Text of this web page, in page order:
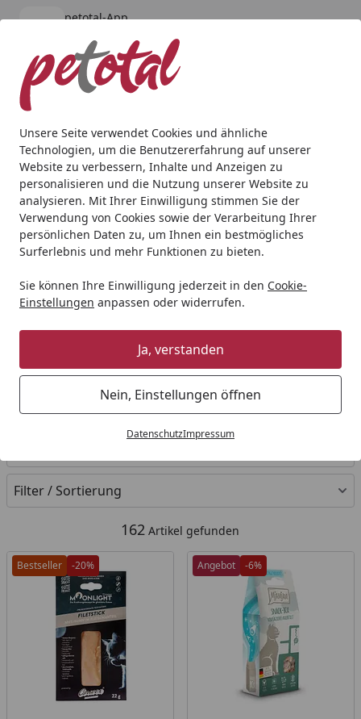
Unsere Seite verwendet Cookies und ähnliche
Technologien, um die Benutzererfahrung auf unserer
Website zu verbessern, Inhalte und Anzeigen zu
personalisieren und die Nutzung unserer Website zu
analysieren. Mit Ihrer Einwilligung stimmen Sie der
Verwendung von Cookies sowie der Verarbeitung Ihrer
persönlichen Daten zu, um Ihnen ein bestmögliches
Surferlebnis und mehr Funktionen zu bieten.
Sie können Ihre Einwilligung jederzeit in den Cookie-
Einstellungen anpassen oder widerrufen.
Ja, verstanden
Nein, Einstellungen öffnen
DatenschutzImpressum
petotal-App
kostenlos - Im App Store
Alle Produkte
Mein Konto
Suchen
Snacks
Startseite
Ihre Artikelübersicht
Filter / Sortierung
162 Artikel gefunden
Bestseller -20% Angebot -6%